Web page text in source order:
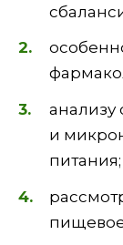
анализу
и
питания;